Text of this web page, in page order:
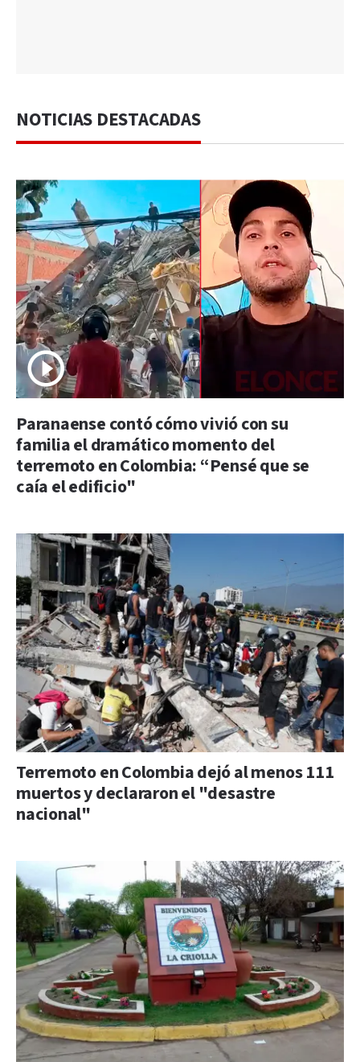
NOTICIAS DESTACADAS
Paranaense contó cómo vivió con su
familia el dramático momento del
terremoto en Colombia: “Pensé que se
caía el edificio"
Terremoto en Colombia dejó al menos 111
muertos y declararon el "desastre
nacional"